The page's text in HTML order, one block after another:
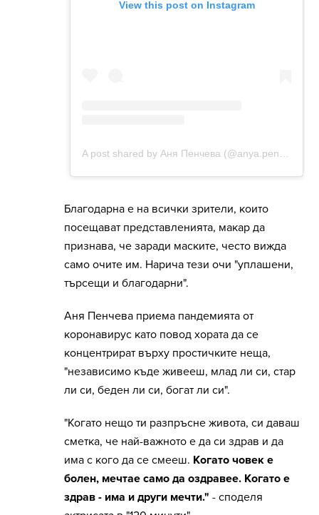
Благодарна е на всички зрители, които
посещават представленията, макар да
признава, че заради маските, често вижда
само очите им. Нарича тези очи "уплашени,
търсещи и благодарни".
Аня Пенчева приема пандемията от
коронавирус като повод хората да се
концентрират върху простичките неща,
"независимо къде живееш, млад ли си, стар
ли си, беден ли си, богат ли си".
"Когато нещо ти разпръсне живота, си даваш
сметка, че най-важното е да си здрав и да
има с кого да се смееш. Когато човек е
болен, мечтае само да оздравее. Когато е
здрав - има и други мечти." - споделя